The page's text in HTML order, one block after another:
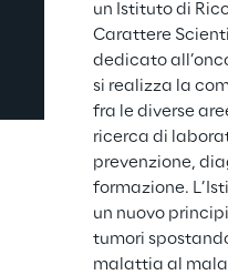
un Istituto di
Carattere
dedicato
si realizza la
fra le diverse
ricerca di
prevenzione,
formazione.
un nuovo
tumori
malattia al